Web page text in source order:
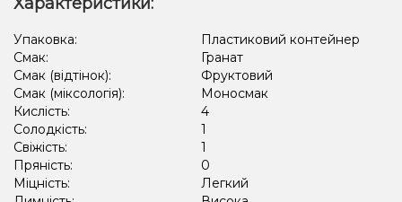
Упаковка:
Пластиковий контейнер
Смак:
Гранат
Смак (відтінок):
Фруктовий
Смак (міксологія):
Моносмак
Кислість:
4
Солодкість:
1
Свіжість:
1
Пряність:
0
Міцність:
Легкий